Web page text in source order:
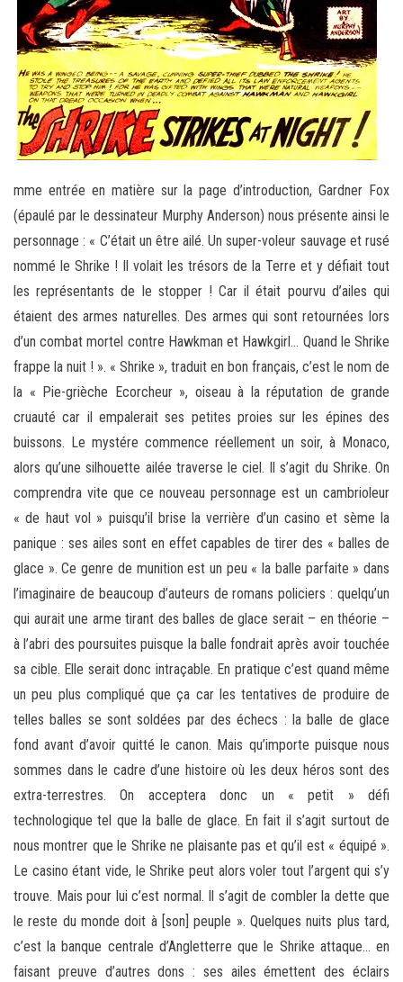
mme entrée en matière sur la page d’introduction, Gardner Fox
(épaulé par le dessinateur Murphy Anderson) nous présente ainsi le
personnage : « C’était un être ailé. Un super-voleur sauvage et rusé
nommé le Shrike ! Il volait les trésors de la Terre et y défiait tout
les représentants de le stopper ! Car il était pourvu d’ailes qui
étaient des armes naturelles. Des armes qui sont retournées lors
d’un combat mortel contre Hawkman et Hawkgirl… Quand le Shrike
frappe la nuit ! ». « Shrike », traduit en bon français, c’est le nom de
la « Pie-grièche Ecorcheur », oiseau à la réputation de grande
cruauté car il empalerait ses petites proies sur les épines des
buissons. Le mystére commence réellement un soir, à Monaco,
alors qu’une silhouette ailée traverse le ciel. Il s’agit du Shrike. On
comprendra vite que ce nouveau personnage est un cambrioleur
« de haut vol » puisqu’il brise la verrière d’un casino et sème la
panique : ses ailes sont en effet capables de tirer des « balles de
glace ». Ce genre de munition est un peu « la balle parfaite » dans
l’imaginaire de beaucoup d’auteurs de romans policiers : quelqu’un
qui aurait une arme tirant des balles de glace serait – en théorie –
à l’abri des poursuites puisque la balle fondrait après avoir touchée
sa cible. Elle serait donc intraçable. En pratique c’est quand même
un peu plus compliqué que ça car les tentatives de produire de
telles balles se sont soldées par des échecs : la balle de glace
fond avant d’avoir quitté le canon. Mais qu’importe puisque nous
sommes dans le cadre d’une histoire où les deux héros sont des
extra-terrestres. On acceptera donc un « petit » défi
technologique tel que la balle de glace. En fait il s’agit surtout de
nous montrer que le Shrike ne plaisante pas et qu’il est « équipé ».
Le casino étant vide, le Shrike peut alors voler tout l’argent qui s’y
trouve. Mais pour lui c’est normal. Il s’agit de combler la dette que
le reste du monde doit à [son] peuple ». Quelques nuits plus tard,
c’est la banque centrale d’Angletterre que le Shrike attaque… en
faisant preuve d’autres dons : ses ailes émettent des éclairs